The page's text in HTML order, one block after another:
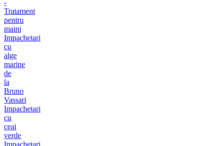
-
Tratament
pentru
maini
Impachetari
cu
alge
marine
de
la
Bruno
Vassari
Impachetari
cu
ceai
verde